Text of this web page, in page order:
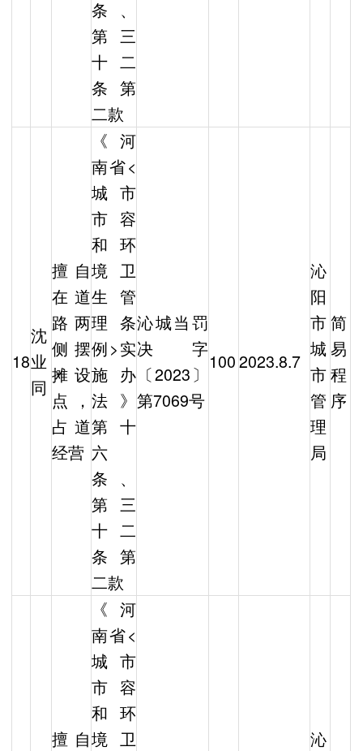
条、
第三
十二
条第
二款
18
沈
业
同
擅自
在道
路两
侧摆
摊设
点，
占道
经营
《河
南省<
城市
市容
和环
境卫
生管
理条
例>实
施办
法》
第十
六
条、
第三
十二
条第
二款
沁城当罚
决字
〔2023〕
第7069号
1002023.8.7
沁
阳
市
城
市
管
理
局
简
易
程
序
擅自
《河
南省<
城市
市容
和环
境卫
沁